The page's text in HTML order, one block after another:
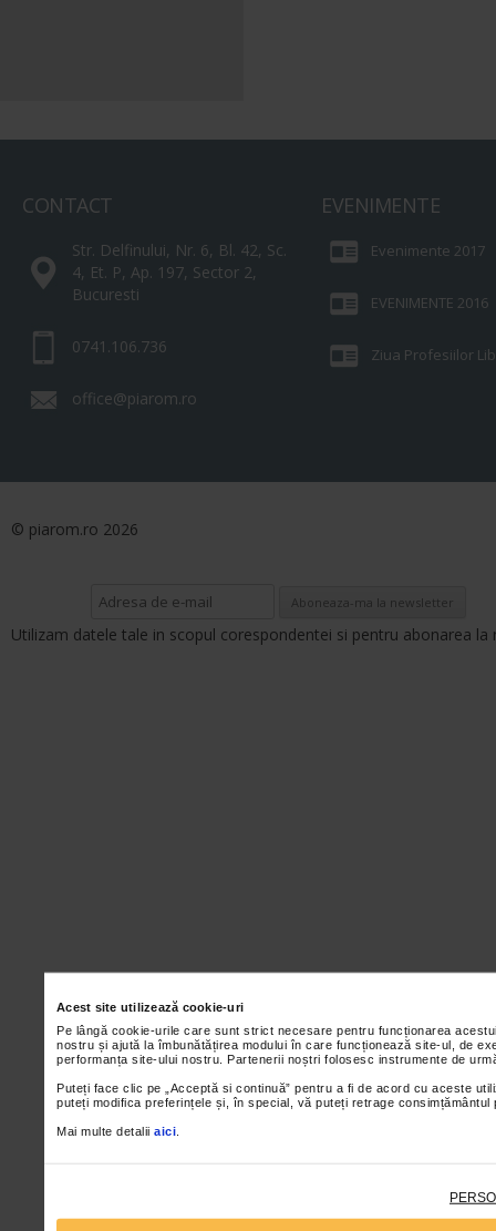
Acest site utilizează cookie-uri
Pe lângă cookie-urile care sunt strict necesare pentru funcționarea
nostru și ajută la îmbunătățirea modului în care funcționează site-ul, de
performanța site-ului nostru. Partenerii noștri folosesc instrumente de
Puteți face clic pe „Acceptă si continuă” pentru a fi de acord cu aceste
puteți modifica preferințele și, în special, vă puteți retrage
Mai multe detalii aici
CONTACT
Str. Delfinului, Nr. 6, Bl. 42, Sc.
4, Et. P, Ap. 197, Sector 2,
Bucuresti
0741.106.736
office@piarom.ro
EVENIMENTE
Evenimente 2017
EVENIMENTE 2016
Ziua Profesiilor
© piarom.ro 2026
Utilizam datele tale in scopul corespondentei si pentru abonarea